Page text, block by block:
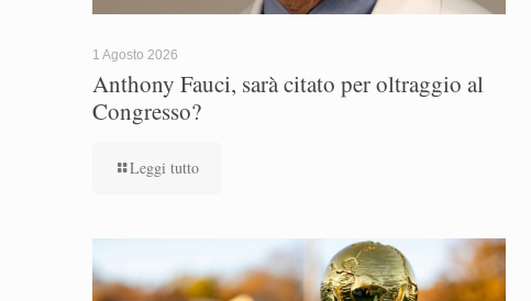
1 Agosto 2026
Anthony Fauci, sarà citato per oltraggio al
Congresso?
Leggi tutto